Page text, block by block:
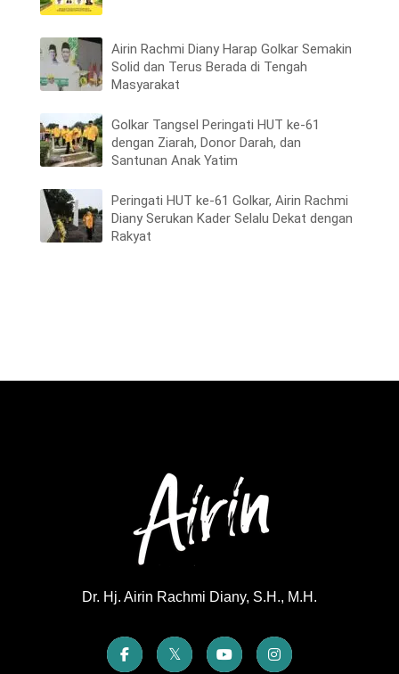
Airin Rachmi Diany Harap Golkar Semakin
Solid dan Terus Berada di Tengah
Masyarakat
Golkar Tangsel Peringati HUT ke-61
dengan Ziarah, Donor Darah, dan
Santunan Anak Yatim
Peringati HUT ke-61 Golkar, Airin Rachmi
Diany Serukan Kader Selalu Dekat dengan
Rakyat
Dr. Hj. Airin Rachmi Diany, S.H., M.H.